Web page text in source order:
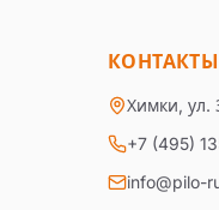
КОНТАКТЫ
Химки, ул.
+7 (495)
info@pilo-